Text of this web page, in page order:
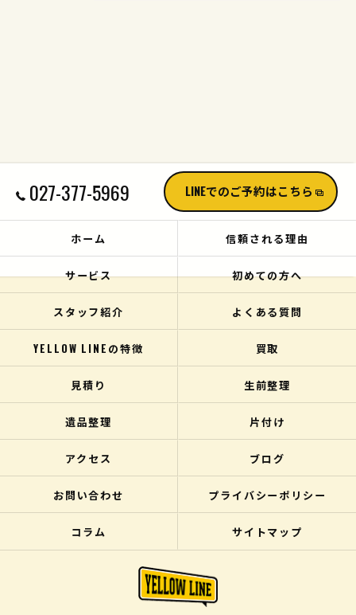
027-377-5969 LINEでのご予約はこちら
ホーム 信頼される理由
サービス 初めての方へ
スタッフ紹介 よくある質問
YELLOW LINEの特徴 買取
見積り 生前整理
遺品整理 片付け
アクセス ブログ
お問い合わせ プライバシーポリシー
コラム サイトマップ